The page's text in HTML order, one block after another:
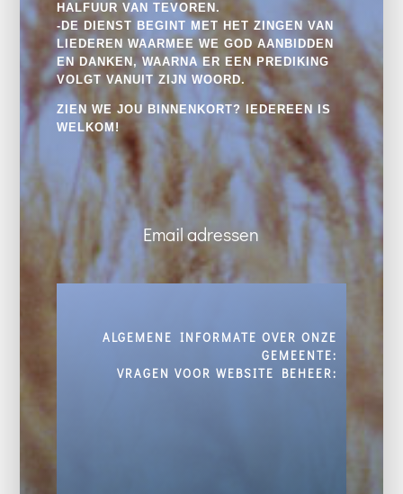
HALFUUR VAN TEVOREN.
-DE DIENST BEGINT MET HET ZINGEN VAN
LIEDEREN WAARMEE WE GOD AANBIDDEN
EN DANKEN, WAARNA ER EEN PREDIKING
VOLGT VANUIT ZIJN WOORD.
ZIEN WE JOU BINNENKORT? IEDEREEN IS
WELKOM!
Email adressen
ALGEMENE INFORMATE OVER ONZE
GEMEENTE:
VRAGEN VOOR WEBSITE BEHEER: